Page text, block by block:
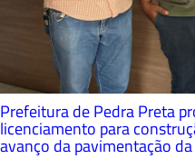
Prefeitura de Pedra Preta
licenciamento para
avanço da pavimentação